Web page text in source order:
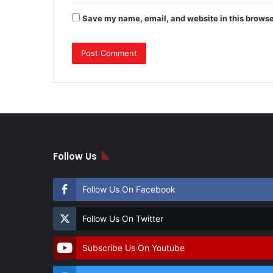
Save my name, email, and website in this
Follow Us
Follow Us On Facebook
Follow Us On Twitter
Subscribe Us On Youtube